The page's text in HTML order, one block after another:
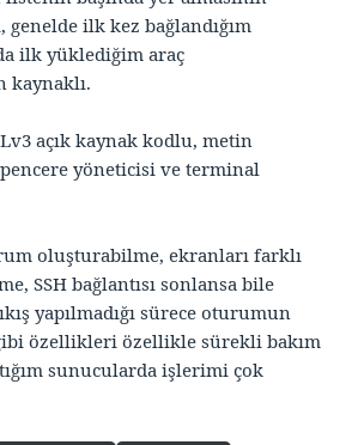
genelde ilk kez bağlandığım
ilk yüklediğim araç
kaynaklı.
açık kaynak kodlu, metin
yöneticisi ve terminal
oluşturabilme, ekranları farklı
SSH bağlantısı sonlansa bile
yapılmadığı sürece oturumun
özellikleri özellikle sürekli bakım
sunucularda işlerimi çok